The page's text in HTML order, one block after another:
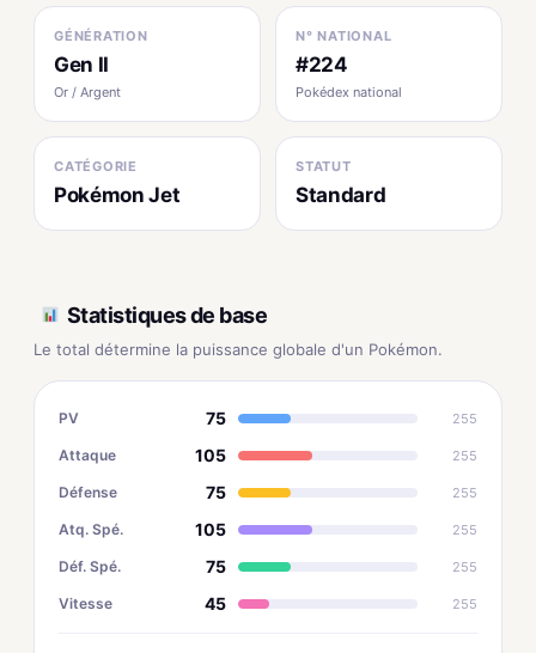
GÉNÉRATION
Gen II
Or / Argent
N° NATIONAL
#224
Pokédex national
CATÉGORIE
Pokémon Jet
STATUT
Standard
Statistiques de base
Le total détermine la puissance globale d'un Pokémon.
PV 75 255
Attaque 105 255
Défense 75 255
Atq. Spé. 105 255
Déf. Spé. 75 255
Vitesse 45 255